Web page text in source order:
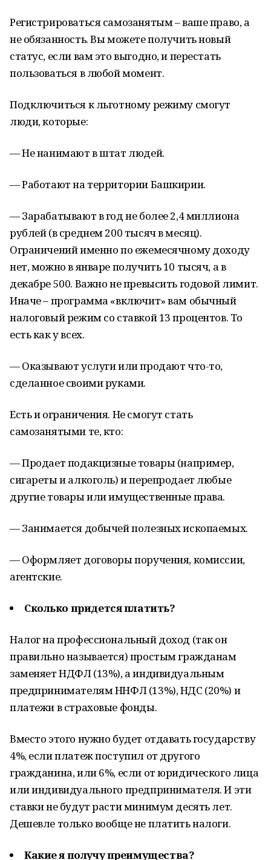
Регистрироваться самозанятым – ваше право, а
не обязанность. Вы можете получить новый
статус, если вам это выгодно, и перестать
пользоваться в любой момент.
Подключиться к льготному режиму смогут
люди, которые:
— Не нанимают в штат людей.
— Работают на территории Башкирии.
— Зарабатывают в год не более 2,4 миллиона
рублей (в среднем 200 тысяч в месяц).
Ограничений именно по ежемесячному доходу
нет, можно в январе получить 10 тысяч, а в
декабре 500. Важно не превысить годовой лимит.
Иначе – программа «включит» вам обычный
налоговый режим со ставкой 13 процентов. То
есть как у всех.
— Оказывают услуги или продают что-то,
сделанное своими руками.
Есть и ограничения. Не смогут стать
самозанятыми те, кто:
— Продает подакцизные товары (например,
сигареты и алкоголь) и перепродает любые
другие товары или имущественные права.
— Занимается добычей полезных ископаемых.
— Оформляет договоры поручения, комиссии,
агентские.
Сколько придется платить?
Налог на профессиональный доход (так он
правильно называется) простым гражданам
заменяет НДФЛ (13%), а индивидуальным
предпринимателям ННФЛ (13%), НДС (20%) и
платежи в страховые фонды.
Вместо этого нужно будет отдавать государству
4%, если платеж поступил от другого
гражданина, или 6%, если от юридического лица
или индивидуального предпринимателя. И эти
ставки не будут расти минимум десять лет.
Дешевле только вообще не платить налоги.
Какие я получу преимущества?